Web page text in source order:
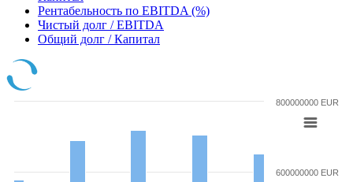
Рентабельность по EBITDA (%)
Чистый долг / EBITDA
Общий долг / Капитал
600000000 EUR
800000000 EUR